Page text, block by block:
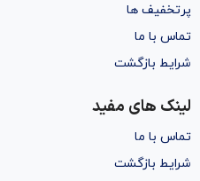
پرتخفیف ها
تماس با ما
شرایط بازگشت
لینک های مفید
تماس با ما
شرایط بازگشت